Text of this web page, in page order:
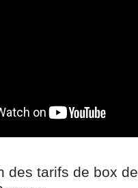
des tarifs de box de